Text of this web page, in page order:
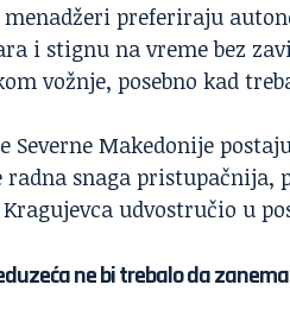
preferiraju
i stignu na vreme bez
vožnje, posebno kad
Severne Makedonije
snaga pristupačnija,
udvostručio u
ne bi trebalo da